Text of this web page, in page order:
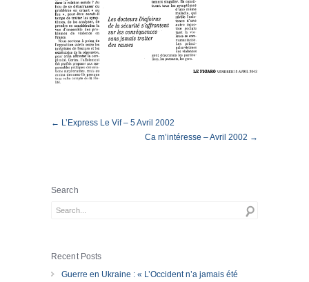
← L’Express Le Vif – 5 Avril 2002
Ca m’intéresse – Avril 2002 →
Search
Recent Posts
Guerre en Ukraine : « L’Occident n’a jamais été